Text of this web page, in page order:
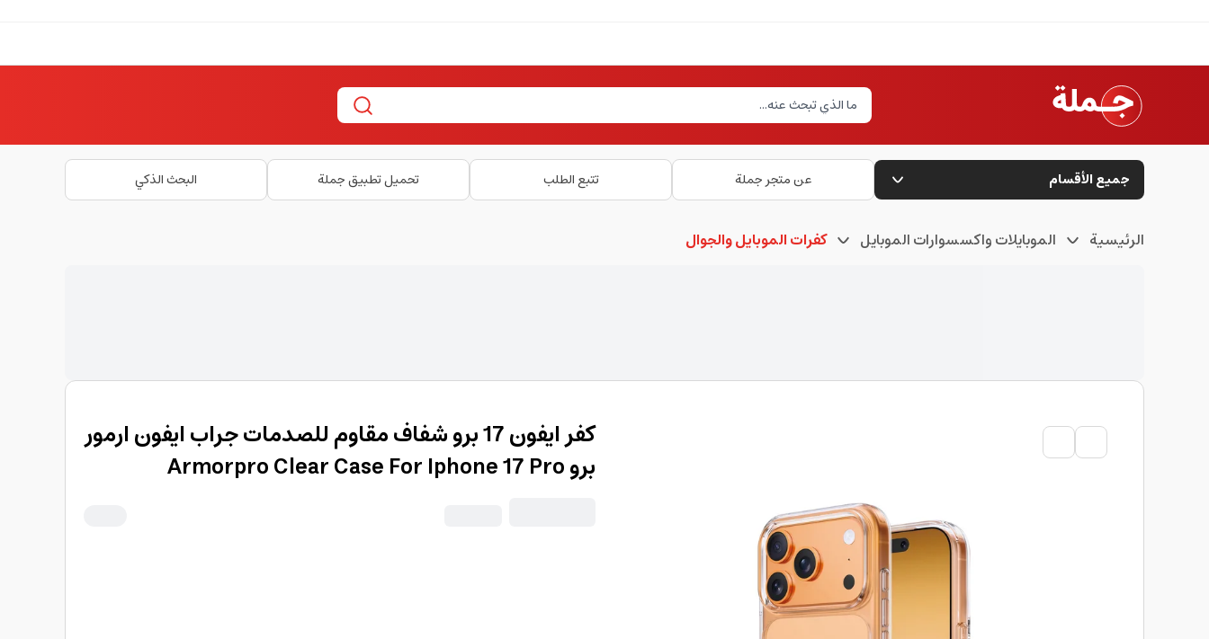
جميع الأقسام عن متجر جملة تتبع الطلب تحميل تطبيق جملة البحث الذكي
الرئيسية الموبايلات واكسسوارات الموبايل كفرات الموبايل والجوال
كفر ايفون 17 برو شفاف مقاوم للصدمات جراب ايفون ارمور
برو Armorpro Clear Case For Iphone 17 Pro